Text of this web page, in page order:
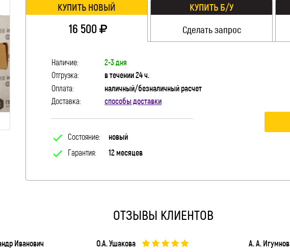
КУПИТЬ НОВЫЙ
16 500
КУПИТЬ Б/У
Сделать запрос
Наличие:
2-3 дня
Отгрузка:
в течении 24 ч.
Оплата:
наличный/безналичный расчет
Доставка:
способы доставки
check Состояние: новый
check Гарантия: 12 месяцев
ОТЗЫВЫ КЛИЕНТОВ
Иванович О.А. Ушакова А. А. Игумнов